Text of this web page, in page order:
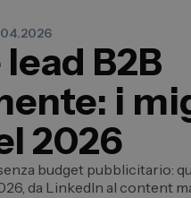
B2B
i
2026
budget pubblicitario:
da LinkedIn al content